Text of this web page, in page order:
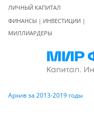
ЛИЧНЫЙ КАПИТАЛ
ФИНАНСЫ | ИНВЕСТИЦИИ |
МИЛЛИАРДЕРЫ
Архив за 2013-2019 годы